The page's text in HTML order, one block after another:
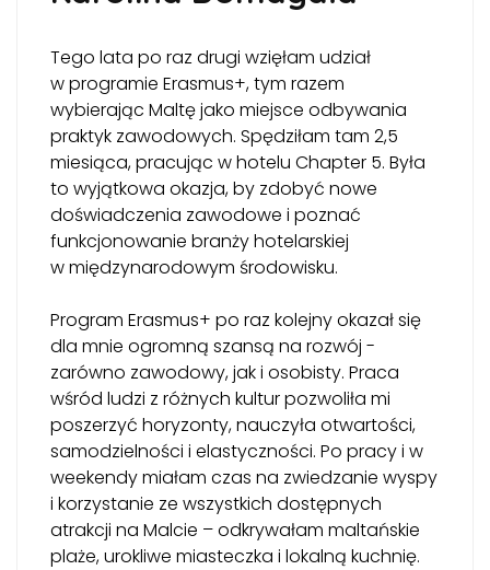
Tego lata po raz drugi wzięłam udział
w programie Erasmus+, tym razem
wybierając Maltę jako miejsce odbywania
praktyk zawodowych. Spędziłam tam 2,5
miesiąca, pracując w hotelu Chapter 5. Była
to wyjątkowa okazja, by zdobyć nowe
doświadczenia zawodowe i poznać
funkcjonowanie branży hotelarskiej
w międzynarodowym środowisku.
Program Erasmus+ po raz kolejny okazał się
dla mnie ogromną szansą na rozwój -
zarówno zawodowy, jak i osobisty. Praca
wśród ludzi z różnych kultur pozwoliła mi
poszerzyć horyzonty, nauczyła otwartości,
samodzielności i elastyczności. Po pracy i w
weekendy miałam czas na zwiedzanie wyspy
i korzystanie ze wszystkich dostępnych
atrakcji na Malcie – odkrywałam maltańskie
plaże, urokliwe miasteczka i lokalną kuchnię.